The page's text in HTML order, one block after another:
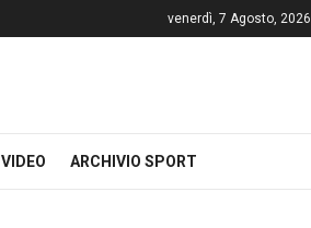
venerdì, 7 Agosto, 2026
VIDEO ARCHIVIO SPORT